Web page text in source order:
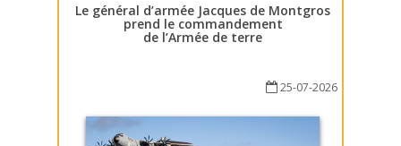
Le général d’armée Jacques de Montgros
prend le commandement
de l’Armée de terre
25-07-2026